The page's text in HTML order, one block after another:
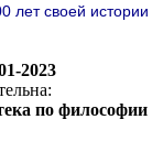
лет своей истории
2023
по философии